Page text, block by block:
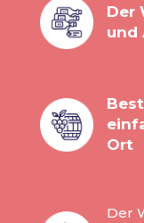
Der
und
Ort
Der